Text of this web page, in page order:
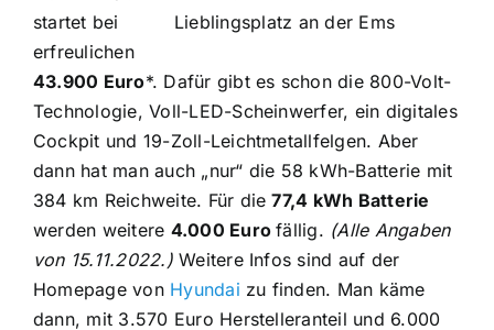
Lieblingsplatz an der Ems
startet bei
erfreulichen
43.900 Euro*. Dafür gibt es schon die 800-Volt-
Technologie, Voll-LED-Scheinwerfer, ein digitales
Cockpit und 19-Zoll-Leichtmetallfelgen. Aber
dann hat man auch „nur“ die 58 kWh-Batterie mit
384 km Reichweite. Für die77,4 kWh Batterie
werden weitere 4.000 Eurofällig. (Alle Angaben
von 15.11.2022.)Weitere Infos sind auf der
Homepage von Hyundai zu finden. Man käme
dann, mit 3.570 Euro Herstelleranteil und 6.000